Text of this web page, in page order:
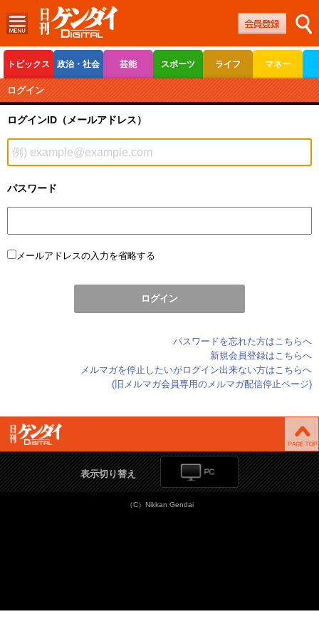
トピックス 政治・社会 芸能 スポーツ ライフ マネー
ボートレース
ログイン
ログインID（メールアドレス）
パスワード
メールアドレスの入力を省略する
パスワードを忘れた方はこちらへ
新規会員登録はこちらへ
メルマガを停止したいがログイン出来ない方はこちらへ
(旧メルマガ会員専用のメルマガ配信停止ページ)
表示切り替え
（C）Nikkan Gendai